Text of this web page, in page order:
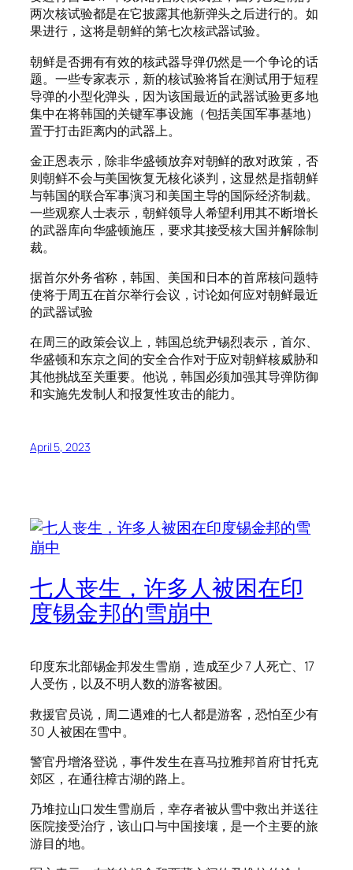
两次核试验都是在它披露其他新弹头之后进行的。如
果进行，这将是朝鲜的第七次核武器试验。
朝鲜是否拥有有效的核武器导弹仍然是一个争论的话
题。一些专家表示，新的核试验将旨在测试用于短程
导弹的小型化弹头，因为该国最近的武器试验更多地
集中在将韩国的关键军事设施（包括美国军事基地）
置于打击距离内的武器上。
金正恩表示，除非华盛顿放弃对朝鲜的敌对政策，否
则朝鲜不会与美国恢复无核化谈判，这显然是指朝鲜
与韩国的联合军事演习和美国主导的国际经济制裁。
一些观察人士表示，朝鲜领导人希望利用其不断增长
的武器库向华盛顿施压，要求其接受核大国并解除制
裁。
据首尔外务省称，韩国、美国和日本的首席核问题特
使将于周五在首尔举行会议，讨论如何应对朝鲜最近
的武器试验
在周三的政策会议上，韩国总统尹锡烈表示，首尔、
华盛顿和东京之间的安全合作对于应对朝鲜核威胁和
其他挑战至关重要。他说，韩国必须加强其导弹防御
和实施先发制人和报复性攻击的能力。
April 5, 2023
七人丧生，许多人被困在印
度锡金邦的雪崩中
印度东北部锡金邦发生雪崩，造成至少 7 人死亡、17
人受伤，以及不明人数的游客被困。
救援官员说，周二遇难的七人都是游客，恐怕至少有
30 人被困在雪中。
警官丹增洛登说，事件发生在喜马拉雅邦首府甘托克
郊区，在通往樟古湖的路上。
乃堆拉山口发生雪崩后，幸存者被从雪中救出并送往
医院接受治疗，该山口与中国接壤，是一个主要的旅
游目的地。